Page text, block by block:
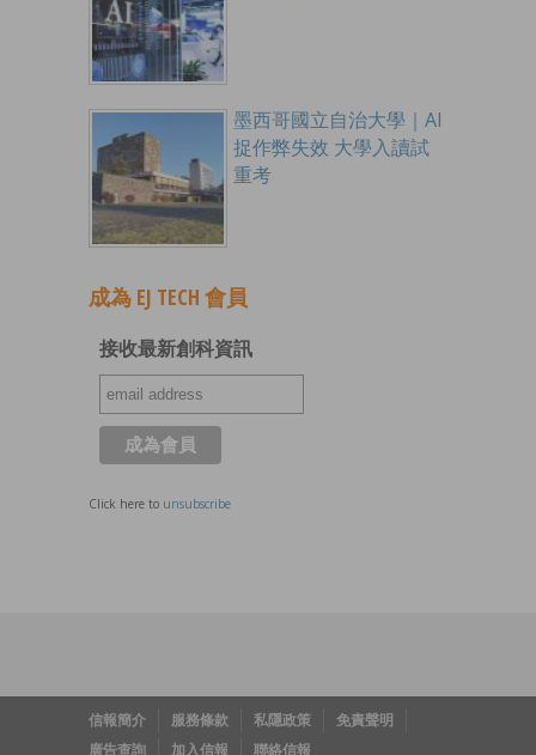
墨西哥國立自治大學｜AI
捉作弊失效 大學入讀試
重考
成為 EJ TECH 會員
接收最新創科資訊
Click here to unsubscribe
信報簡介 服務條款 私隱政策
免責聲明
廣告查詢
加入信報 聯絡信報